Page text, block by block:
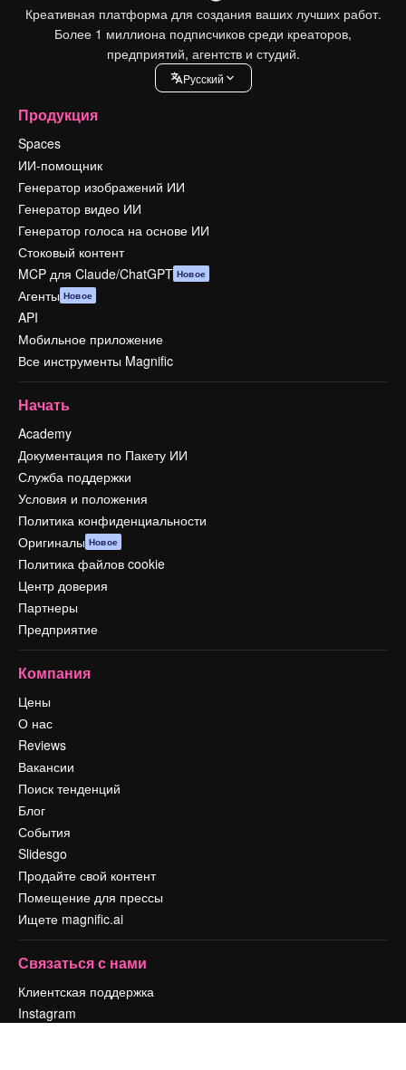
Креативная платформа для создания ваших лучших работ.
Более 1 миллиона подписчиков среди креаторов,
предприятий, агентств и студий.
Pусский
Продукция
Spaces
ИИ-помощник
Генератор изображений ИИ
Генератор видео ИИ
Генератор голоса на основе ИИ
Стоковый контент
MCP для Claude/ChatGPT Новое
Агенты Новое
API
Мобильное приложение
Все инструменты Magnific
Начать
Academy
Документация по Пакету ИИ
Служба поддержки
Условия и положения
Политика конфиденциальности
Оригиналы Новое
Политика файлов cookie
Центр доверия
Партнеры
Предприятие
Компания
Цены
О нас
Reviews
Вакансии
Поиск тенденций
Блог
События
Slidesgo
Продайте свой контент
Помещение для прессы
Ищете magnific.ai
Связаться с нами
Клиентская поддержка
Instagram